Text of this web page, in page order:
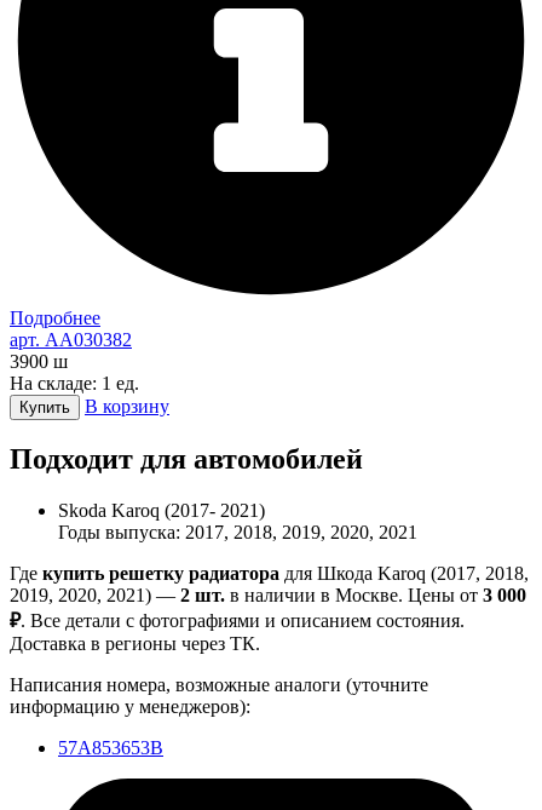
Подробнее
арт. AA030382
3900 ш
На складе: 1 ед.
Купить В корзину
Подходит для автомобилей
Skoda Karoq (2017- 2021)
Годы выпуска: 2017, 2018, 2019, 2020, 2021
Где купить решетку радиатора для Шкода Karoq (2017, 2018,
2019, 2020, 2021) — 2 шт. в наличии в Москве. Цены от 3 000
₽. Все детали с фотографиями и описанием состояния.
Доставка в регионы через ТК.
Написания номера, возможные аналоги (уточните
информацию у менеджеров):
57A853653B